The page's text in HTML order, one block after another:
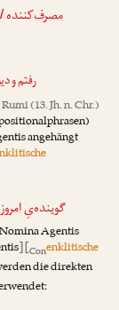
مصرف‌کننده
رفتم و
Rumi(13. Jh. n. Chr.)
angehängt
گوینده‌یِامروز
Agentis
] [Conenklitische
die direkten